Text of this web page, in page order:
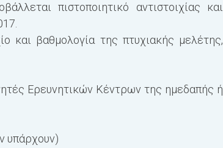
πιστοποιητικό αντιστοιχίας και
και βαθμολογία της πτυχιακής μελέτης,
Ερευνητικών Κέντρων της ημεδαπής ή
υπάρχουν)